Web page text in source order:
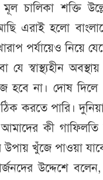
মূল চালিকা
হলো
পর্যায়েও নিয়ে
যে স্বাস্থ্যহীন
না। দোষ দিলে তো
করতে পারি।
কী
উপায় খুঁজে পাওয়া
উদ্দেশে